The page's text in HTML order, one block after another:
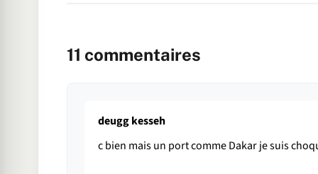
11 commentaires
deugg kesseh
c bien mais un port comme Dakar je suis